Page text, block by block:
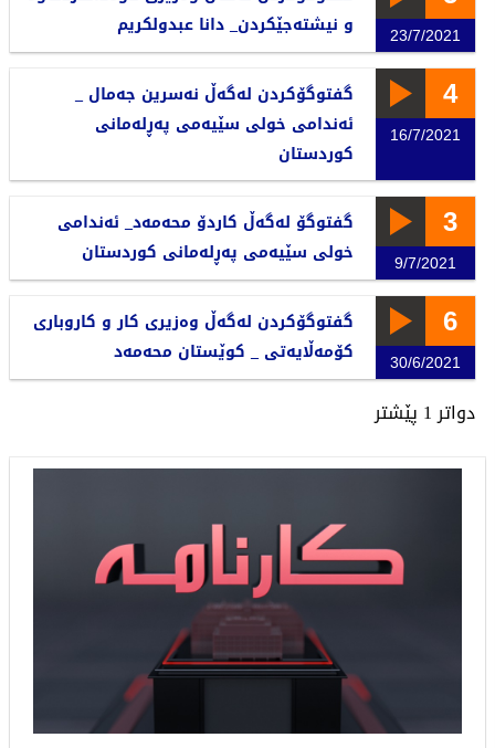
23/7/2021
و نیشتەجێکردن_ دانا عبدولکریم
4
16/7/2021
گفتوگۆکردن لەگەڵ نەسرین جەمال _
ئەندامی خولی سێیەمی پەڕلەمانی
کوردستان
3
9/7/2021
گفتوگۆ لەگەڵ کاردۆ محەمەد_ ئەندامی
خولی سێیەمی پەڕلەمانی کوردستان
6
30/6/2021
گفتوگۆکردن لەگەڵ وەزیری کار و کاروباری
کۆمەڵایەتی _ کوێستان محەمەد
دواتر 1 پێشتر